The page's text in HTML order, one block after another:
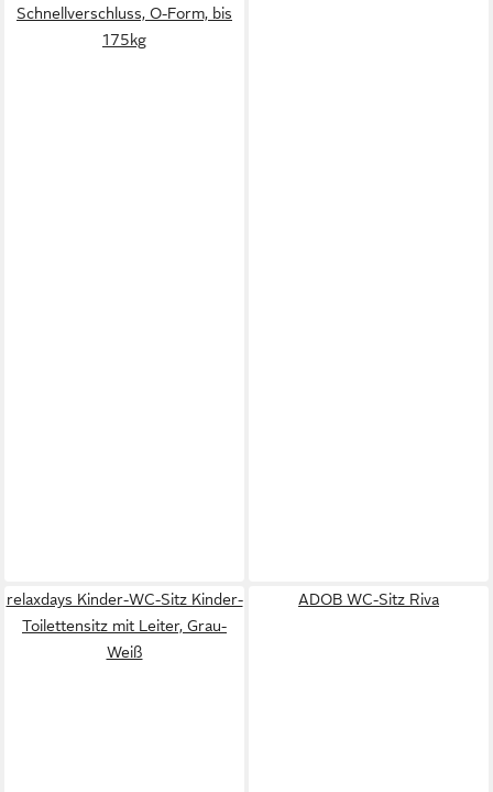
Schnellverschluss, O-Form, bis
175kg
relaxdays Kinder-WC-Sitz Kinder-
Toilettensitz mit Leiter, Grau-
Weiß
ADOB WC-Sitz Riva